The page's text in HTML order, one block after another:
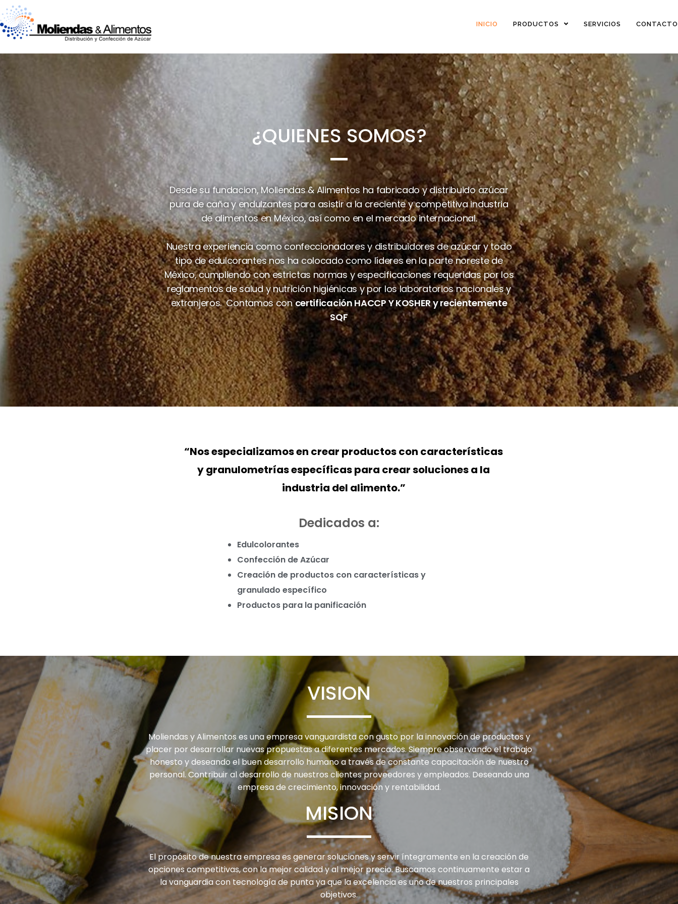
INICIO PRODUCTOS SERVICIOS CONTACTO
¿QUIENES SOMOS?
Desde su fundacion, Moliendas & Alimentos ha fabricado y distribuido azúcar
pura de caña y endulzantes para asistir a la creciente y competitiva industria
de alimentos en México, así como en el mercado internacional.
Nuestra experiencia como confeccionadores y distribuidores de azúcar y todo
tipo de edulcorantes nos ha colocado como líderes en la parte noreste de
México, cumpliendo con estrictas normas y especificaciones requeridas por los
reglamentos de salud y nutrición higiénicas y por los laboratorios nacionales y
extranjeros. Contamos concertificación HACCP Y KOSHER y recientemente
SQF
“Nos especializamos en crear productos con características
y granulometrías específicas para crear soluciones a la
industria del alimento.”
Dedicados a:
Edulcolorantes
Confección de Azúcar
Creación de productos con características y
granulado específico
Productos para la panificación
VISION
Moliendas y Alimentos es una empresa vanguardista con gusto por la innovación de productos y
placer por desarrollar nuevas propuestas a diferentes mercados. Siempre observando el trabajo
honesto y deseando el buen desarrollo humano a través de constante capacitación de nuestro
personal. Contribuir al desarrollo de nuestros clientes proveedores y empleados. Deseando una
empresa de crecimiento, innovación y rentabilidad.
MISION
El propósito de nuestra empresa es generar soluciones y servir íntegramente en la creación de
opciones competitivas, con la mejor calidad y al mejor precio. Buscamos continuamente estar a
la vanguardia con tecnología de punta ya que la excelencia es uno de nuestros principales
objetivos.